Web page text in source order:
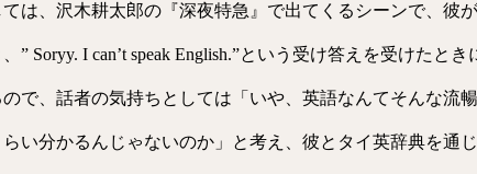
は、沢木耕太郎の『深夜特急』で出てくるシーンで、彼
” Soryy. I can’t speak English.”という受け答えを受けた
で、話者の気持ちとしては「いや、英語なんてそんな流
い分かるんじゃないのか」と考え、彼とタイ英辞典を